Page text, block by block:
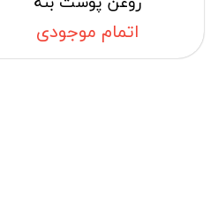
اتمام موجودی